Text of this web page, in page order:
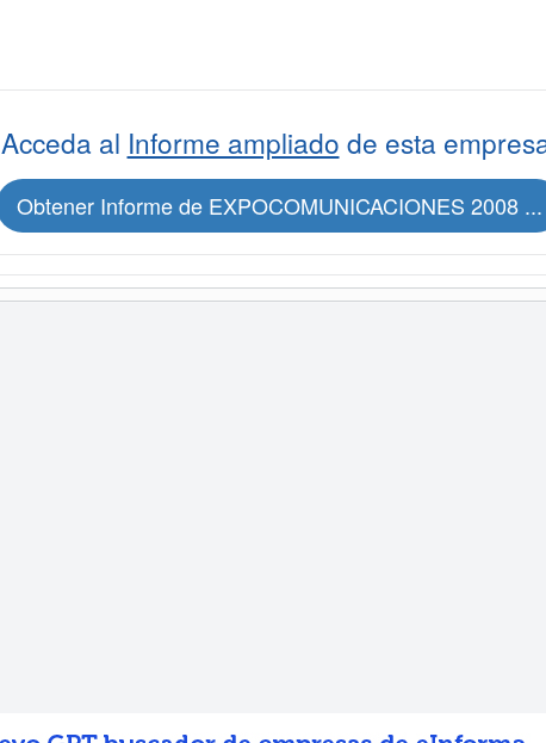
Acceda al Informe ampliado de esta
Obtener Informe de EXPOCOMUNICACIONES 2008 ...